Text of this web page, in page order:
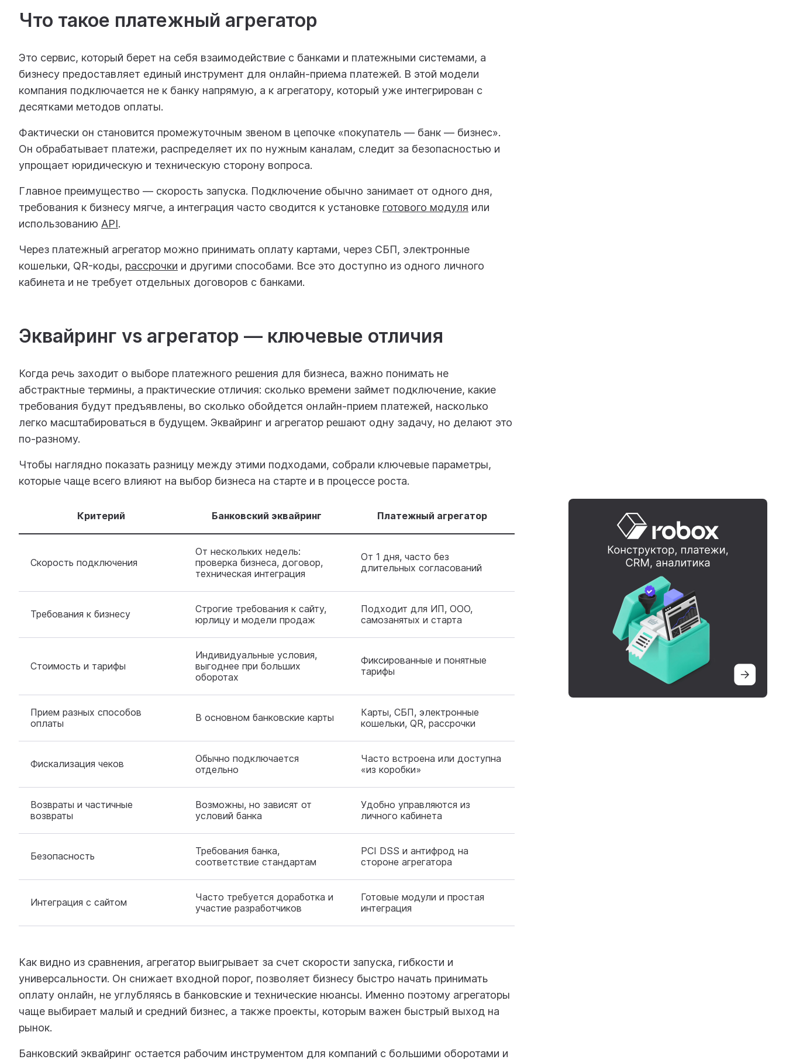
Что такое платежный агрегатор
Это сервис, который берет на себя взаимодействие с банками и платежными системами, а
бизнесу предоставляет единый инструмент для онлайн-приема платежей. В этой модели
компания подключается не к банку напрямую, а к агрегатору, который уже интегрирован с
десятками методов оплаты.
Фактически он становится промежуточным звеном в цепочке «покупатель — банк — бизнес».
Он обрабатывает платежи, распределяет их по нужным каналам, следит за безопасностью и
упрощает юридическую и техническую сторону вопроса.
Главное преимущество — скорость запуска. Подключение обычно занимает от одного дня,
требования к бизнесу мягче, а интеграция часто сводится к установке готового модуля или
использованию API.
Через платежный агрегатор можно принимать оплату картами, через СБП, электронные
кошельки, QR-коды, рассрочки и другими способами. Все это доступно из одного личного
кабинета и не требует отдельных договоров с банками.
Эквайринг vs агрегатор — ключевые отличия
Когда речь заходит о выборе платежного решения для бизнеса, важно понимать не
абстрактные термины, а практические отличия: сколько времени займет подключение, какие
требования будут предъявлены, во сколько обойдется онлайн-прием платежей, насколько
легко масштабироваться в будущем. Эквайринг и агрегатор решают одну задачу, но делают это
по-разному.
Чтобы наглядно показать разницу между этими подходами, собрали ключевые параметры,
которые чаще всего влияют на выбор бизнеса на старте и в процессе роста.
Критерий Банковский эквайринг Платежный агрегатор
Скорость подключения
От нескольких недель:
проверка бизнеса, договор,
техническая интеграция
От 1 дня, часто без
длительных согласований
Требования к бизнесу
Строгие требования к сайту,
юрлицу и модели продаж
Подходит для ИП, ООО,
самозанятых и старта
Стоимость и тарифы
Индивидуальные условия,
выгоднее при больших
оборотах
Фиксированные и понятные
тарифы
Прием разных способов
оплаты
В основном банковские карты
Карты, СБП, электронные
кошельки, QR, рассрочки
Фискализация чеков
Обычно подключается
отдельно
Часто встроена или доступна
«из коробки»
Возвраты и частичные
возвраты
Возможны, но зависят от
условий банка
Удобно управляются из
личного кабинета
Безопасность
Требования банка,
соответствие стандартам
PCI DSS и антифрод на
стороне агрегатора
Интеграция с сайтом
Часто требуется доработка и
участие разработчиков
Готовые модули и простая
интеграция
Как видно из сравнения, агрегатор выигрывает за счет скорости запуска, гибкости и
универсальности. Он снижает входной порог, позволяет бизнесу быстро начать принимать
оплату онлайн, не углубляясь в банковские и технические нюансы. Именно поэтому агрегаторы
чаще выбирает малый и средний бизнес, а также проекты, которым важен быстрый выход на
рынок.
Банковский эквайринг остается рабочим инструментом для компаний с большими оборотами и